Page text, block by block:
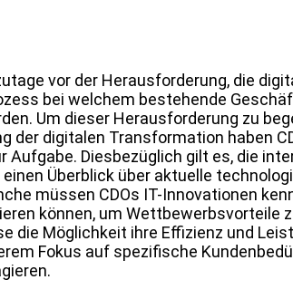
vor der Herausforderung, die
bei welchem bestehende
Um dieser Herausforderung zu
der digitalen Transformation haben
Diesbezüglich gilt es, die
Überblick über aktuelle
müssen CDOs IT-Innovationen
können, um Wettbewerbsvorteile
die Möglichkeit ihre Effizienz und
Fokus auf spezifische